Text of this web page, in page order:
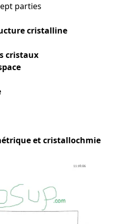
parties
cristalline
cristaux
et cristallochmie